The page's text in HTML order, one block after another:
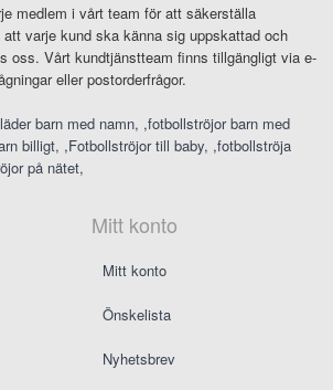
medlem i vårt team för att säkerställa
varje kund ska känna sig uppskattad och
oss. Vårt kundtjänstteam finns tillgängligt via e-
eller postorderfrågor.
barn med namn ,fotbollströjor barn med
billigt ,Fotbollströjor till baby ,fotbollströja
på nätet
Mitt konto
Mitt konto
Önskelista
Nyhetsbrev